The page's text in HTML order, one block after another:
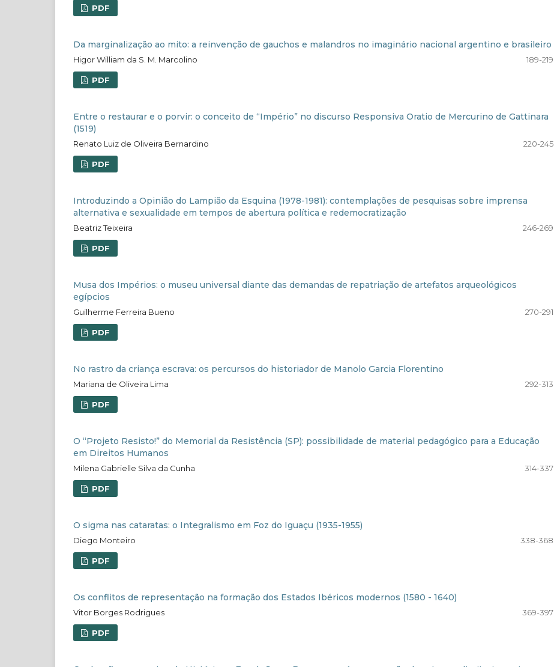
PDF
Da marginalização ao mito: a reinvenção de gauchos e malandros no imaginário nacional argentino e brasileiro
Higor William da S. M. Marcolino 189-219
PDF
Entre o restaurar e o porvir: o conceito de “Império” no discurso Responsiva Oratio de Mercurino de Gattinara
(1519)
Renato Luiz de Oliveira Bernardino 220-245
PDF
Introduzindo a Opinião do Lampião da Esquina (1978-1981): contemplações de pesquisas sobre imprensa
alternativa e sexualidade em tempos de abertura política e redemocratização
Beatriz Teixeira 246-269
PDF
Musa dos Impérios: o museu universal diante das demandas de repatriação de artefatos arqueológicos
egípcios
Guilherme Ferreira Bueno 270-291
PDF
No rastro da criança escrava: os percursos do historiador de Manolo Garcia Florentino
Mariana de Oliveira Lima 292-313
PDF
O “Projeto Resisto!” do Memorial da Resistência (SP): possibilidade de material pedagógico para a Educação
em Direitos Humanos
Milena Gabrielle Silva da Cunha 314-337
PDF
O sigma nas cataratas: o Integralismo em Foz do Iguaçu (1935-1955)
Diego Monteiro 338-368
PDF
Os conflitos de representação na formação dos Estados Ibéricos modernos (1580 - 1640)
Vitor Borges Rodrigues 369-397
PDF